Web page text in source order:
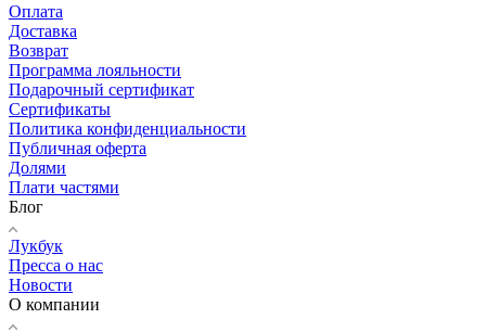
Оплата
Доставка
Возврат
Программа лояльности
Подарочный сертификат
Сертификаты
Политика конфиденциальности
Публичная оферта
Долями
Плати частями
Блог
Лукбук
Пресса о нас
Новости
О компании